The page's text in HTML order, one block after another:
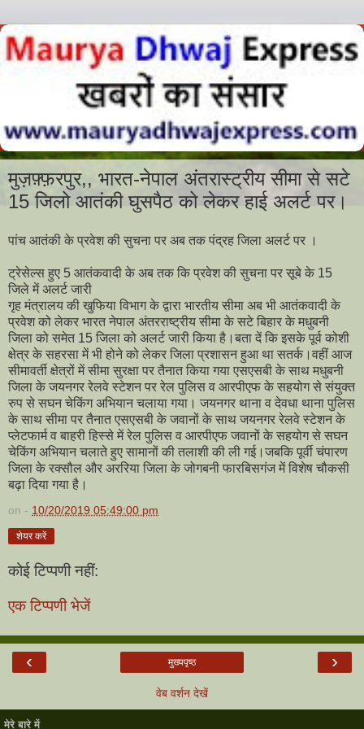
मुज़फ़्फ़रपुर,, भारत-नेपाल अंतरास्ट्रीय सीमा से सटे
15 जिलो आतंकी घुसपैठ को लेकर हाई अलर्ट पर।
पांच आतंकी के प्रवेश की सुचना पर अब तक पंद्रह जिला अलर्ट पर ।
ट्रेसेल्स हुए 5 आतंकवादी के अब तक कि प्रवेश की सुचना पर सूबे के 15
जिले में अलर्ट जारी
गृह मंत्रालय की खुफिया विभाग के द्वारा भारतीय सीमा अब भी आतंकवादी के
प्रवेश को लेकर भारत नेपाल अंतरराष्ट्रीय सीमा के सटे बिहार के मधुबनी
जिला को समेत 15 जिला को अलर्ट जारी किया है।बता दें कि इसके पूर्व कोशी
क्षेत्र के सहरसा में भी होने को लेकर जिला प्रशासन हुआ था सतर्क।वहीं आज
सीमावर्ती क्षेत्रों में सीमा सुरक्षा पर तैनात किया गया एसएसबी के साथ मधुबनी
जिला के जयनगर रेलवे स्टेशन पर रेल पुलिस व आरपीएफ के सहयोग से संयुक्त
रुप से सघन चेकिंग अभियान चलाया गया। जयनगर थाना व देवधा थाना पुलिस
के साथ सीमा पर तैनात एसएसबी के जवानों के साथ जयनगर रेलवे स्टेशन के
प्लेटफार्म व बाहरी हिस्से में रेल पुलिस व आरपीएफ जवानों के सहयोग से सघन
चेकिंग अभियान चलाते हुए सामानों की तलाशी की ली गई।जबकि पूर्वी चंपारण
जिला के रक्सौल और अररिया जिला के जोगबनी फारबिसगंज में विशेष चौकसी
बढ़ा दिया गया है।
on - 10/20/2019 05:49:00 pm
शेयर करें
कोई टिप्पणी नहीं:
एक टिप्पणी भेजें
‹ ›
मुख्यपृष्ठ
वेब वर्शन देखें
मेरे बारे में